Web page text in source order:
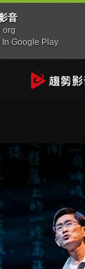
音
org
In Google Play